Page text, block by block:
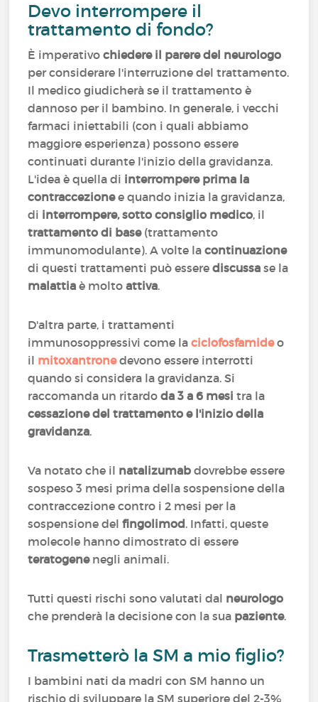
Devo interrompere il
trattamento di fondo?
È imperativo chiedere il parere del neurologo
per considerare l'interruzione del trattamento.
Il medico giudicherà se il trattamento è
dannoso per il bambino. In generale, i vecchi
farmaci iniettabili (con i quali abbiamo
maggiore esperienza) possono essere
continuati durante l'inizio della gravidanza.
L'idea è quella di interrompere prima la
contraccezionee quando inizia la gravidanza,
di interrompere, sotto consiglio medico, il
trattamento di base(trattamento
immunomodulante). A volte lacontinuazione
di questi trattamenti può esserediscussa se la
malattia è moltoattiva.
D'altra parte, i trattamenti
immunosoppressivi come laciclofosfamideo
il mitoxantronedevono essere interrotti
quando si considera la gravidanza. Si
raccomanda un ritardoda 3 a 6 mesi tra la
cessazione del trattamento e l'inizio della
gravidanza.
Va notato che il natalizumab dovrebbe essere
sospeso 3 mesi prima della sospensione della
contraccezione contro i 2 mesi per la
sospensione delfingolimod. Infatti, queste
molecole hanno dimostrato di essere
teratogenenegli animali.
Tutti questi rischi sono valutati dal neurologo
che prenderà la decisione con la sua paziente.
Trasmetterò la SM a mio figlio?
I bambini nati da madri con SM hanno un
rischio di sviluppare la SM superiore del 2-3%